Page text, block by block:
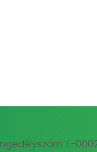
E-